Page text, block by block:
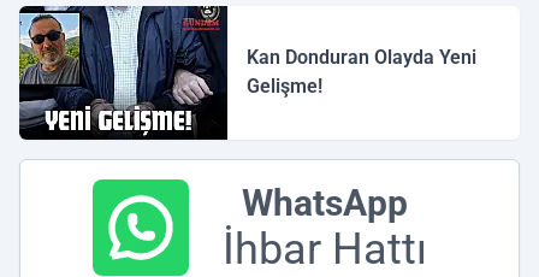
Kan Donduran Olayda Yeni
Gelişme!
WhatsApp
İhbar Hattı